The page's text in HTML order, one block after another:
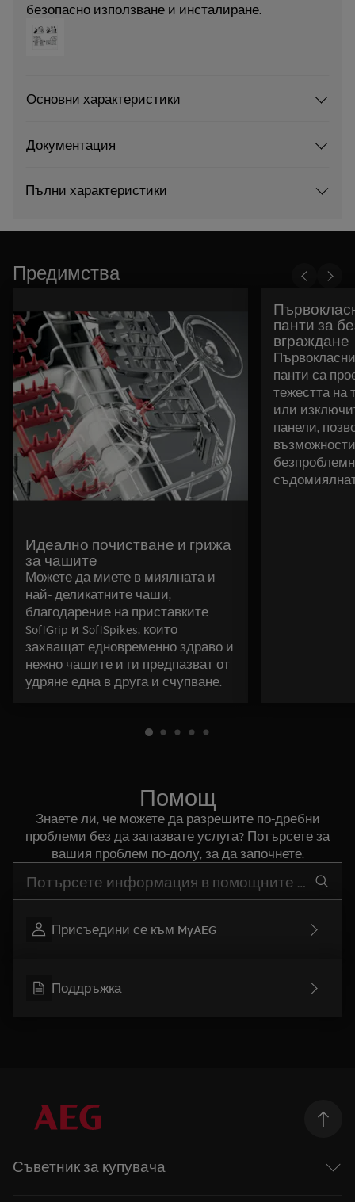
безопасно използване и инсталиране.
Основни характеристики
Документация
Пълни характеристики
Предимства
Идеално почистване и грижа
за чашите
Можете да миете в миялната и
най- деликатните чаши,
благодарение на приставките
SoftGrip и SoftSpikes, които
захващат едновременно здраво и
нежно чашите и ги предпазват от
удряне една в друга и счупване.
панти за
вграждане
панти са
тежестта на
или
панели,
Помощ
Знаете ли, че можете да разрешите по-дребни
проблеми без да запазвате услуга? Потърсете за
вашия проблем по-долу, за да започнете.
Присъедини се към MyAEG
Поддръжка
Съветник за купувача